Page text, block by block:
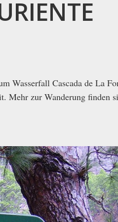
Wasserfall Cascada de La
Mehr zur Wanderung finden